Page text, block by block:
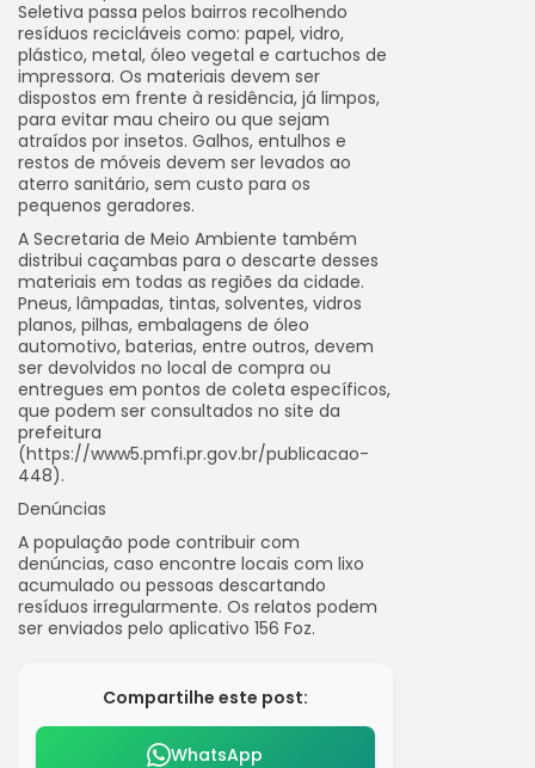
Seletiva passa pelos bairros recolhendo
resíduos recicláveis como: papel, vidro,
plástico, metal, óleo vegetal e cartuchos de
impressora. Os materiais devem ser
dispostos em frente à residência, já limpos,
para evitar mau cheiro ou que sejam
atraídos por insetos. Galhos, entulhos e
restos de móveis devem ser levados ao
aterro sanitário, sem custo para os
pequenos geradores.
A Secretaria de Meio Ambiente também
distribui caçambas para o descarte desses
materiais em todas as regiões da cidade.
Pneus, lâmpadas, tintas, solventes, vidros
planos, pilhas, embalagens de óleo
automotivo, baterias, entre outros, devem
ser devolvidos no local de compra ou
entregues em pontos de coleta específicos,
que podem ser consultados no site da
prefeitura
(https://www5.pmfi.pr.gov.br/publicacao-
448).
Denúncias
A população pode contribuir com
denúncias, caso encontre locais com lixo
acumulado ou pessoas descartando
resíduos irregularmente. Os relatos podem
ser enviados pelo aplicativo 156 Foz.
Compartilhe este post:
WhatsApp